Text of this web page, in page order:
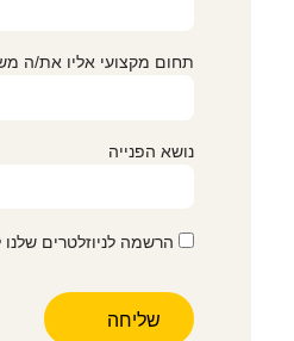
תחום מקצועי אליו את/ה
נושא הפנייה
הרשמה לניוזלטרים